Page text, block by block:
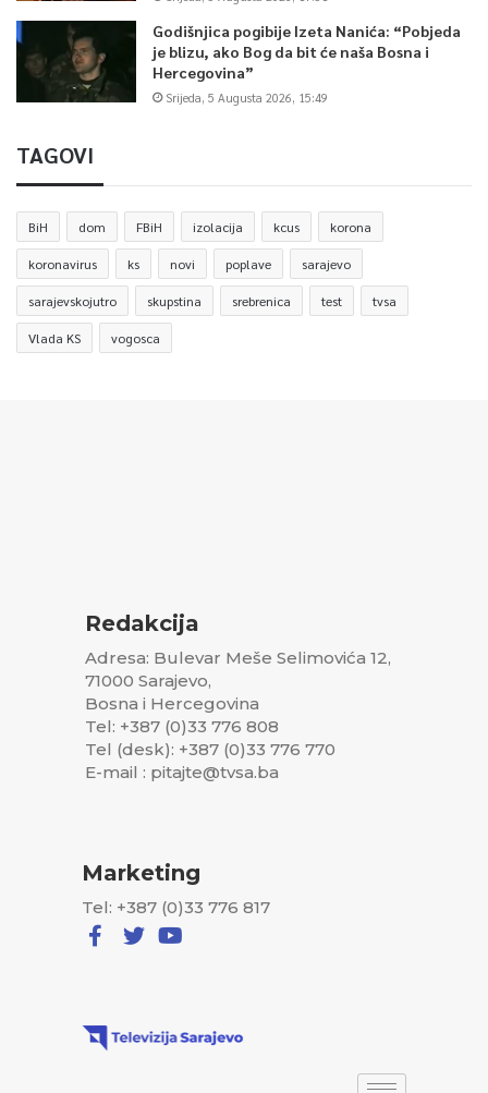
Godišnjica pogibije Izeta Nanića: “Pobjeda
je blizu, ako Bog da bit će naša Bosna i
Hercegovina”
Srijeda, 5 Augusta 2026, 15:49
TAGOVI
BiH dom FBiH izolacija kcus korona
koronavirus ks novi poplave sarajevo
sarajevskojutro skupstina srebrenica test tvsa
Vlada KS vogosca
Redakcija
Adresa: Bulevar Meše Selimovića 12,
71000 Sarajevo,
Bosna i Hercegovina
Tel: +387 (0)33 776 808
Tel (desk): +387 (0)33 776 770
E-mail : pitajte@tvsa.ba
Marketing
Tel: +387 (0)33 776 817